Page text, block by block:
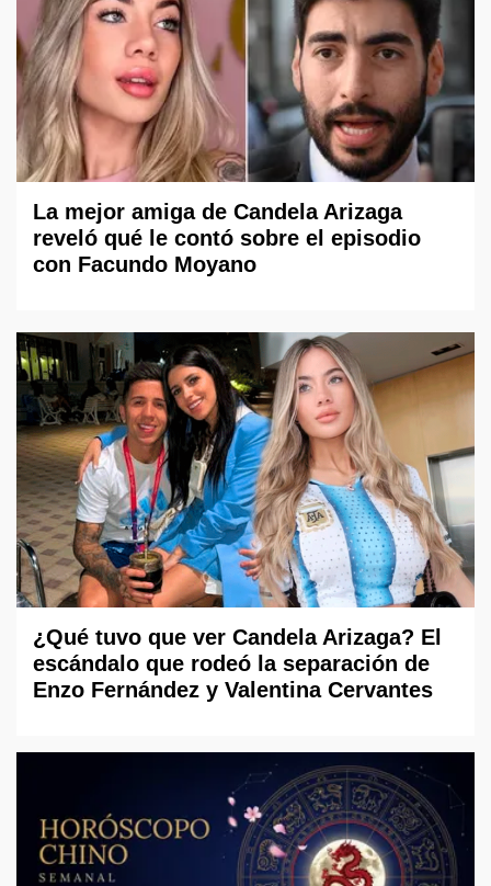
La mejor amiga de Candela Arizaga
reveló qué le contó sobre el episodio
con Facundo Moyano
¿Qué tuvo que ver Candela Arizaga? El
escándalo que rodeó la separación de
Enzo Fernández y Valentina Cervantes